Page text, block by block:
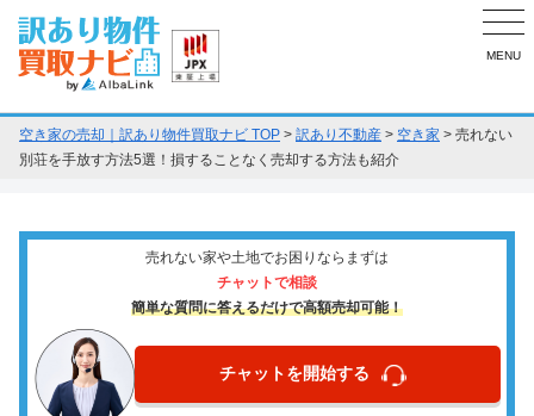
MENU
空き家の売却｜訳あり物件買取ナビ TOP > 訳あり不動産 > 空き家 > 売れない
別荘を手放す方法5選！損することなく売却する方法も紹介
売れない家や土地でお困りならまずは
チャットで相談
簡単な質問に答えるだけで高額売却可能！
チャットを開始する